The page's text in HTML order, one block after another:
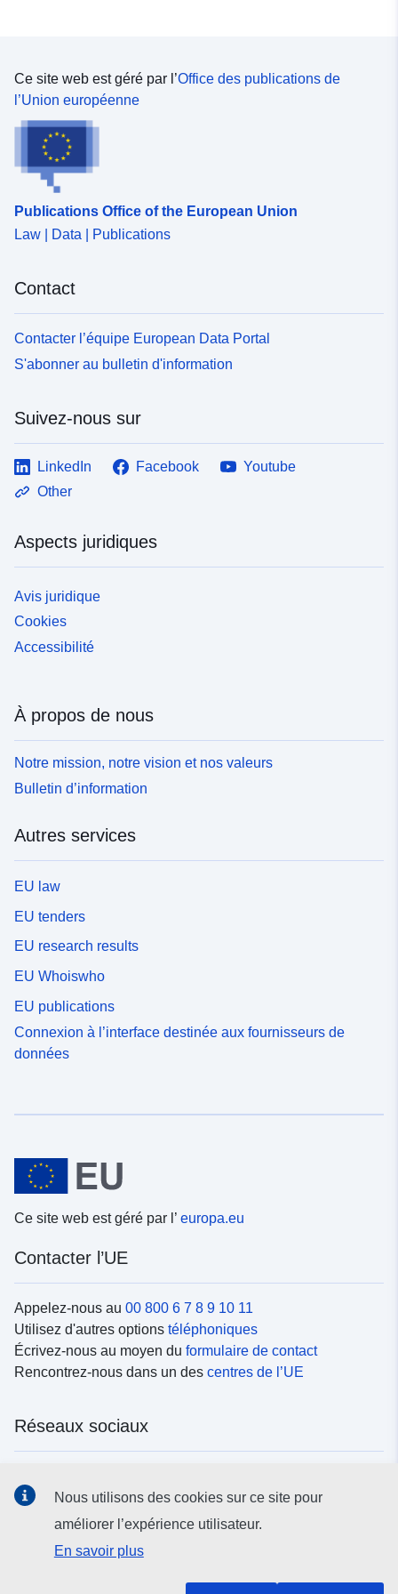
Ce site web est géré par l’Office des publications de
l’Union européenne
Publications Office of the European Union
Law | Data | Publications
Contact
Contacter l’équipe European Data Portal
S'abonner au bulletin d'information
Suivez-nous sur
LinkedIn Facebook
Youtube
Other
Aspects juridiques
Avis juridique
Cookies
Accessibilité
À propos de nous
Notre mission, notre vision et nos valeurs
Bulletin d’information
Autres services
EU law
EU tenders
EU research results
EU Whoiswho
EU publications
Connexion à l’interface destinée aux fournisseurs de
données
Ce site web est géré par l’ europa.eu
Contacter l’UE
Appelez-nous au 00 800 6 7 8 9 10 11
Utilisez d'autres options téléphoniques
Écrivez-nous au moyen du formulaire de contact
Rencontrez-nous dans un des centres de l’UE
Réseaux sociaux
Institutions et organes de l’UE
Nous utilisons des cookies sur ce site pour
améliorer l’expérience utilisateur.
En savoir plus